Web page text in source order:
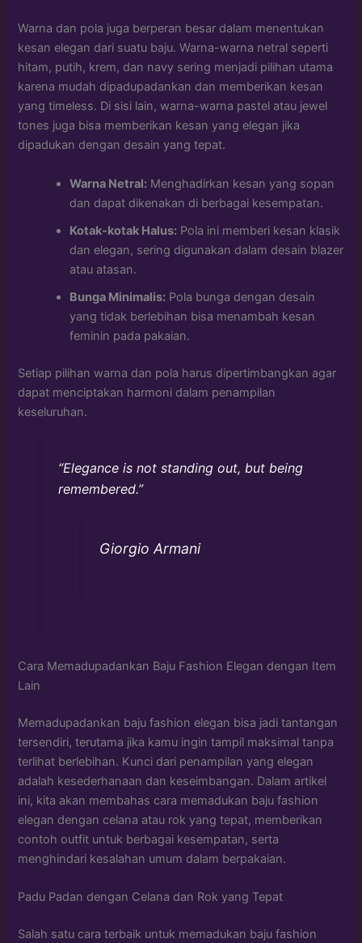
Warna dan pola juga berperan besar dalam menentukan
kesan elegan dari suatu baju. Warna-warna netral seperti
hitam, putih, krem, dan navy sering menjadi pilihan utama
karena mudah dipadupadankan dan memberikan kesan
yang timeless. Di sisi lain, warna-warna pastel atau jewel
tones juga bisa memberikan kesan yang elegan jika
dipadukan dengan desain yang tepat.
Warna Netral: Menghadirkan kesan yang sopan
dan dapat dikenakan di berbagai kesempatan.
Kotak-kotak Halus: Pola ini memberi kesan klasik
dan elegan, sering digunakan dalam desain blazer
atau atasan.
Bunga Minimalis: Pola bunga dengan desain
yang tidak berlebihan bisa menambah kesan
feminin pada pakaian.
Setiap pilihan warna dan pola harus dipertimbangkan agar
dapat menciptakan harmoni dalam penampilan
keseluruhan.
“Elegance is not standing out, but being
remembered.”
Giorgio Armani
Cara Memadupadankan Baju Fashion Elegan dengan Item
Lain
Memadupadankan baju fashion elegan bisa jadi tantangan
tersendiri, terutama jika kamu ingin tampil maksimal tanpa
terlihat berlebihan. Kunci dari penampilan yang elegan
adalah kesederhanaan dan keseimbangan. Dalam artikel
ini, kita akan membahas cara memadukan baju fashion
elegan dengan celana atau rok yang tepat, memberikan
contoh outfit untuk berbagai kesempatan, serta
menghindari kesalahan umum dalam berpakaian.
Padu Padan dengan Celana dan Rok yang Tepat
Salah satu cara terbaik untuk memadukan baju fashion